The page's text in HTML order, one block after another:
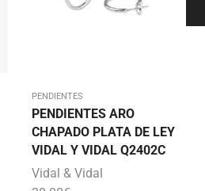
PENDIENTES
PENDIENTES ARO
CHAPADO PLATA DE LEY
VIDAL Y VIDAL Q2402C
Vidal & Vidal